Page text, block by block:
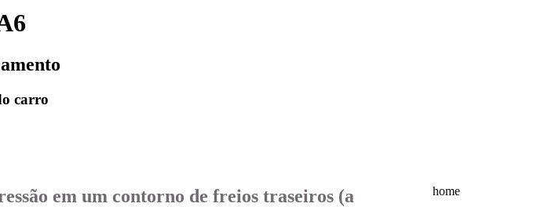
carro
em um contorno de freios traseiros (a
home